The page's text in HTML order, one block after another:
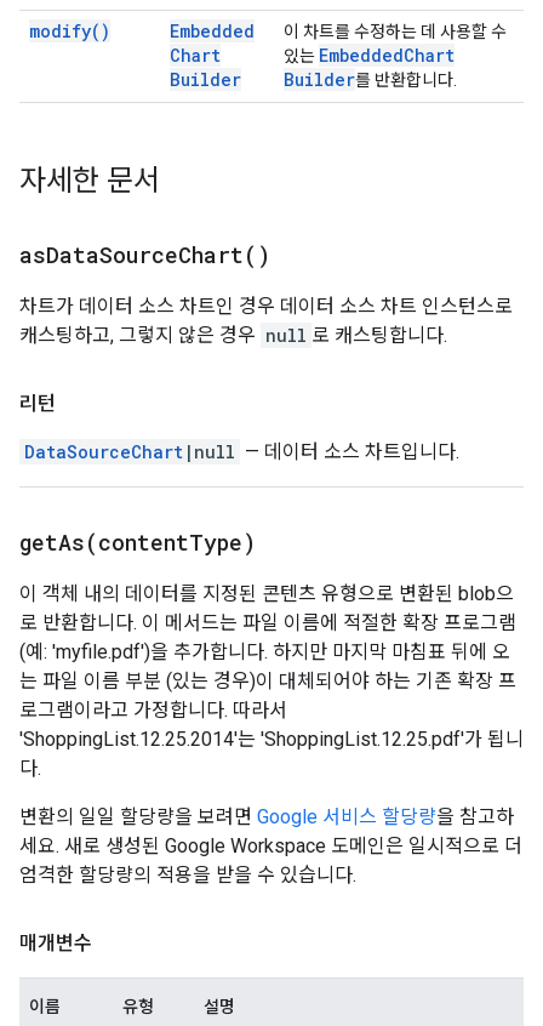
modify( )
Embedded
Chart
Builder
이 차트를 수정하는 데 사용할 수
있는 EmbeddedChart
Builder를 반환합니다.
자세한 문서
asDataSourceChart( )
차트가 데이터 소스 차트인 경우 데이터 소스 차트 인스턴스로
캐스팅하고, 그렇지 않은 경우 null 로 캐스팅합니다.
리턴
DataSourceChart |null — 데이터 소스 차트입니다.
getAs(contentType)
이 객체 내의 데이터를 지정된 콘텐츠 유형으로 변환된 blob으
로 반환합니다. 이 메서드는 파일 이름에 적절한 확장 프로그램
(예: 'myfile.pdf')을 추가합니다. 하지만 마지막 마침표 뒤에 오
는 파일 이름 부분 (있는 경우)이 대체되어야 하는 기존 확장 프
로그램이라고 가정합니다. 따라서
'ShoppingList.12.25.2014'는 'ShoppingList.12.25.pdf'가 됩니
다.
변환의 일일 할당량을 보려면 Google 서비스 할당량을 참고하
세요. 새로 생성된 Google Workspace 도메인은 일시적으로 더
엄격한 할당량의 적용을 받을 수 있습니다.
매개변수
이름 유형 설명